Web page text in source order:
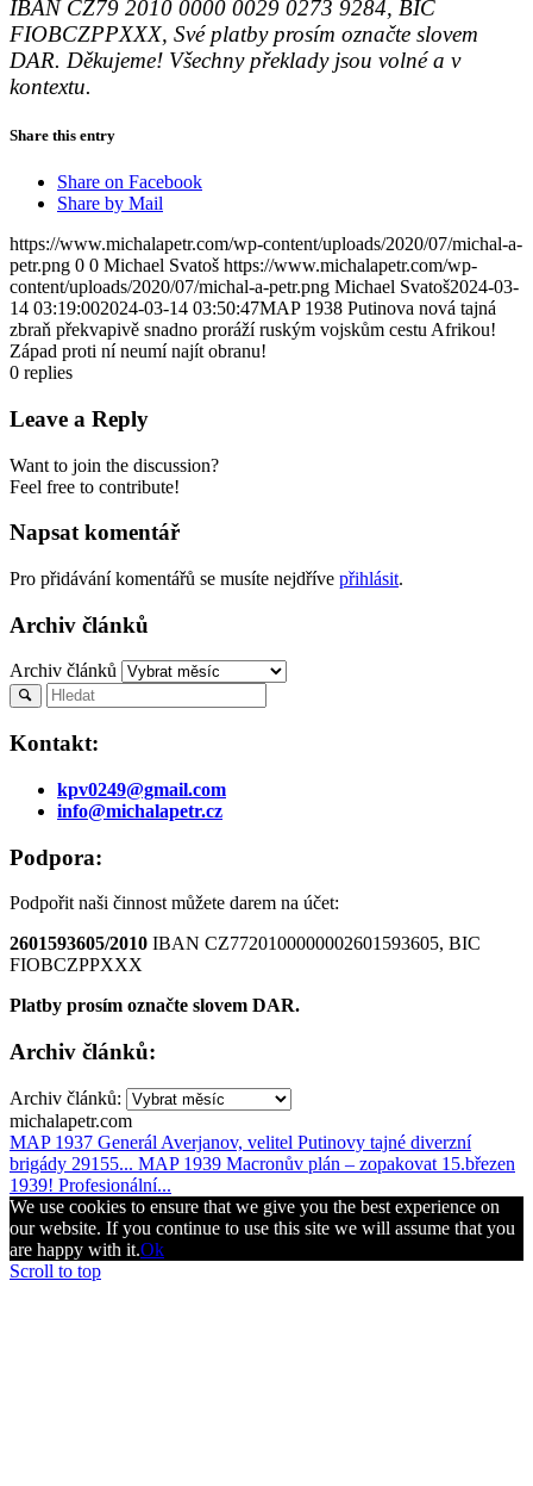
IBAN CZ79 2010 0000 0029 0273 9284, BIC
FIOBCZPPXXX, Své platby prosím označte slovem
DAR. Děkujeme! Všechny překlady jsou volné a v
kontextu.
Share this entry
Share on Facebook
Share by Mail
https://www.michalapetr.com/wp-content/uploads/2020/07/michal-a-
petr.png 0 0 Michael Svatoš https://www.michalapetr.com/wp-
content/uploads/2020/07/michal-a-petr.png Michael Svatoš2024-03-
14 03:19:002024-03-14 03:50:47MAP 1938 Putinova nová tajná
zbraň překvapivě snadno proráží ruským vojskům cestu Afrikou!
Západ proti ní neumí najít obranu!
0 replies
Leave a Reply
Want to join the discussion?
Feel free to contribute!
Napsat komentář
Pro přidávání komentářů se musíte nejdříve přihlásit.
Archiv článků
Archiv článků
Kontakt:
kpv0249@gmail.com
info@michalapetr.cz
Podpora:
Podpořit naši činnost můžete darem na účet:
2601593605/2010 IBAN CZ7720100000002601593605, BIC
FIOBCZPPXXX
Platby prosím označte slovem DAR.
Archiv článků:
Archiv článků:
michalapetr.com
MAP 1937 Generál Averjanov, velitel Putinovy tajné diverzní
brigády 29155... MAP 1939 Macronův plán – zopakovat 15.březen
1939! Profesionální...
We use cookies to ensure that we give you the best experience on
our website. If you continue to use this site we will assume that you
are happy with it.Ok
Scroll to top